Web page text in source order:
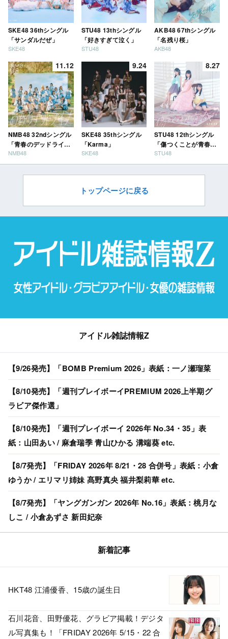
SKE48 36thシングル
「サンダルだぜ」
SKE48
STU48 13thシングル
「好きすぎて泣く」
STU48
AKB48 67thシングル
「名残り桜」
AKB48
11.12
NMB48 32ndシングル
「青春のデッドライ
ン」
NMB48
9.24
SKE48 35thシングル
「Karma」
SKE48
8.27
STU48 12thシングル
「傷つくことが青春
だ」
STU48
トップページに戻る
アイドル雑誌情報Z
【9/26発売】「BOMB Premium 2026」表紙：一ノ瀬瑠菜
【8/10発売】「週刊プレイボーイPREMIUM 2026上半期グ
ラビア傑作選」
【8/10発売】「週刊プレイボーイ 2026年 No.34・35」表
紙：山田あい / 麻倉瑞季 青山ひかる 溝端葵 etc.
【8/7発売】「FRIDAY 2026年 8/21・28 合併号」表紙：小倉
ゆうか / エリマリ姉妹 髙野真央 福井梨莉華 etc.
【8/7発売】「ヤングガンガン 2026年 No.16」表紙：桃月な
しこ / 小倉あずさ 新田妃奈
新着記事
HKT48 江浦優香、15歳の誕生日
石川花音、田野優花、グラビア掲載！デジタ
ル写真集も！「FRIDAY 2026年 5/15・22 合